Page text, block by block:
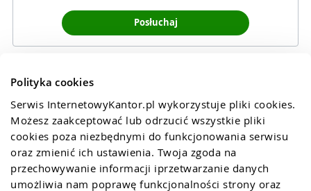
Polityka cookies
Serwis InternetowyKantor.pl wykorzystuje pliki cookies.
Możesz zaakceptować lub odrzucić wszystkie pliki
cookies poza niezbędnymi do funkcjonowania serwisu
oraz zmienić ich ustawienia. Twoja zgoda na
przechowywanie informacji iprzetwarzanie danych
umożliwia nam poprawę funkcjonalności strony oraz
Posłuchaj